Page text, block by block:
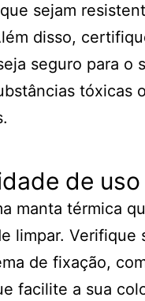
sejam
disso,
seguro para o
tóxicas
de uso
manta térmica
limpar. Verifique
de fixação,
facilite a sua